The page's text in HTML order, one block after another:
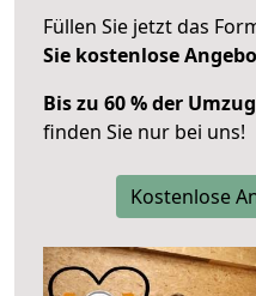
Füllen Sie jetzt das
Sie kostenlose
Bis zu 60 % der
finden Sie nur bei uns!
Kostenlose